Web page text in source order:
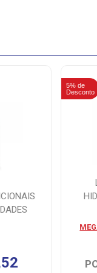
5% de
Desconto